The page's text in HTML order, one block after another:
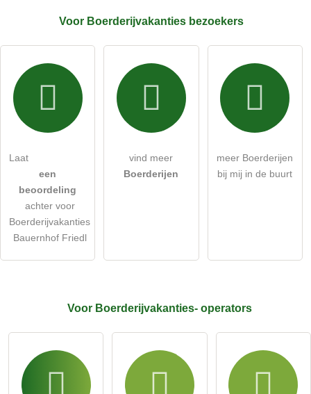
E-mailadres (wordt niet gepubliceerd)
Ik accepteer hierbij dealgemene voorwaarden.
stel een publieke vraag Annuleren
Let op: openbare vragen zijn
Klik hier om een
Boerderijvakanties-invoer
Voor Boerderijvakanties bezoekers
Laat
een
beoordeling
achter voor
Boerderijvakanties
Bauernhof Friedl
vind meer
Boerderijen
meer Boerderijen
bij mij in de buurt
Voor Boerderijvakanties- operators